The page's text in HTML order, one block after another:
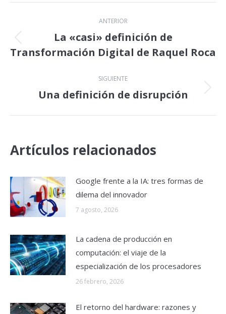
Navegación
entre
publicaciones
ANTERIOR
Publicación
anterior:
La «casi» definición de
Transformación Digital de Raquel Roca
SIGUIENTE
Publicación
Una definición de disrupción
Artículos relacionados
Google frente a la IA: tres formas de
dilema del innovador
7 agosto, 2026
La cadena de producción en
computación: el viaje de la
especialización de los procesadores
26 febrero, 2026
El retorno del hardware: razones y